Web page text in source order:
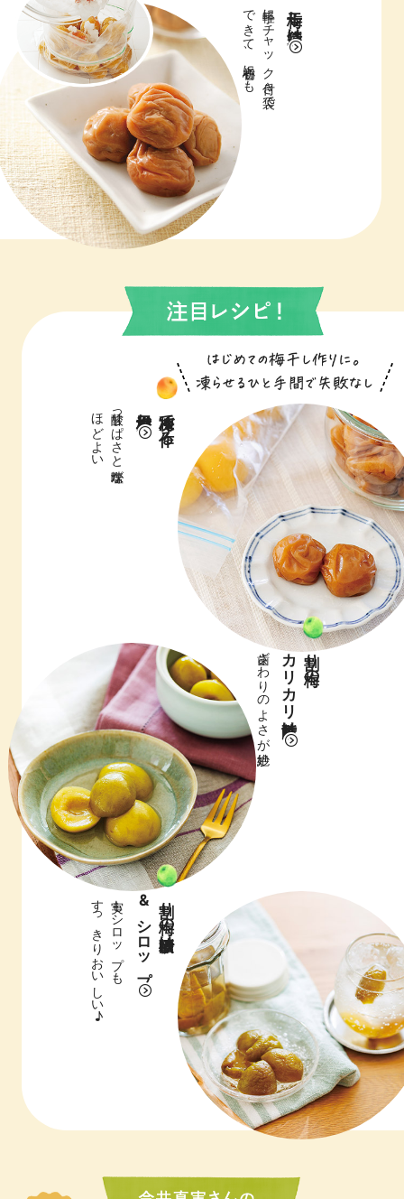
梅干し袋漬け
手軽にチャック付き袋で
できて、初心者にも
冷凍梅で作る
減塩梅干し
甘酸っぱさと塩味が
ほどよい
割り梅の
カリカリ甘酢漬け
歯ざわりのよさが絶妙
割り梅の砂糖漬け
&シロップ
実もシロップも
すっきりおいしい♪